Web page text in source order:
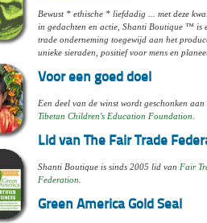
Bewust * ethische * liefdadig ... met deze
in gedachten en actie, Shanti Boutique ™ is
trade onderneming toegewijd aan het
unieke sieraden, positief voor mens en
Voor een goed doel
Een deel van de winst wordt geschonken aan
Tibetan Children's Education Foundation.
Lid van The Fair Trade
Shanti Boutique is sinds 2005 lid van Fair
Federation
Green America Gold Seal